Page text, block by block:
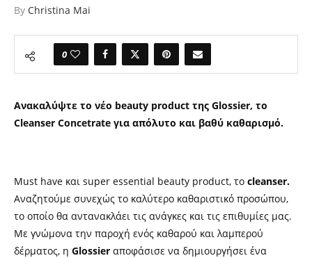
By Christina Mai
0
Ανακαλύψτε το νέο beauty product της Glossier, το
Cleanser Concetrate για απόλυτο και βαθύ καθαρισμό.
Must have και super essential beauty product, το cleanser.
Αναζητούμε συνεχώς το καλύτερο καθαριστικό προσώπου,
το οποίο θα αντανακλάει τις ανάγκες και τις επιθυμίες μας.
Με γνώμονα την παροχή ενός καθαρού και λαμπερού
δέρματος, η Glossier αποφάσισε να δημιουργήσει ένα